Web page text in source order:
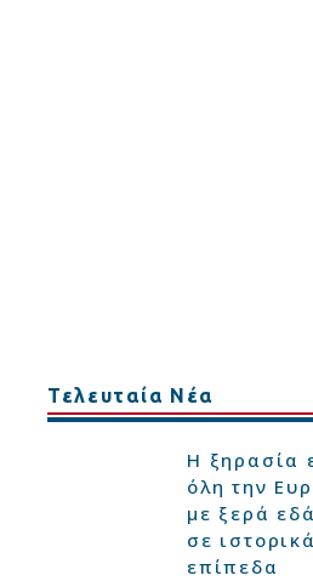
Τελευταία Νέα
Η ξηρασία
όλη την
με ξερά
σε
επίπεδα